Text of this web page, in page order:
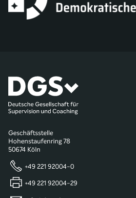
Geschäftsstelle
Hohenstaufenring 78
50674 Köln
+49 221 92004-0
+49 221 92004-29